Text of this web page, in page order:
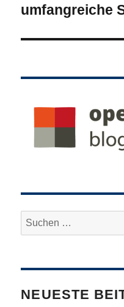
umfangreiche
Suche
nach:
NEUESTE